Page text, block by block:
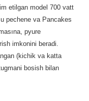
etilgan model 700 vatt
pechene va Pancakes
pyure
imkonini beradi.
(kichik va katta
bosish bilan